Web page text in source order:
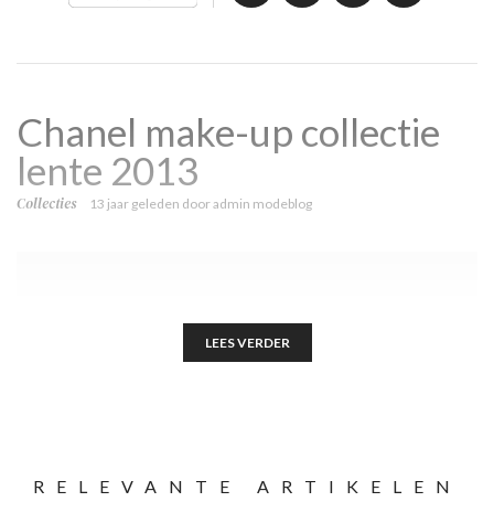
Chanel make-up collectie
lente 2013
Collecties 13 jaar geleden dooradmin modeblog
LEES VERDER
RELEVANTE ARTIKELEN